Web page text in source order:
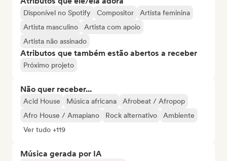
Disponível no Spotify Compositor
Artista feminina
Artista masculino
Artista com apoio
Artista não assinado
Atributos que também estão abertos a receber
Próximo projeto
Não quer receber...
Acid House Música africana
Afrobeat / Afropop
Afro House / Amapiano
Rock alternativo
Ambiente
Ver tudo +119
Música gerada por IA